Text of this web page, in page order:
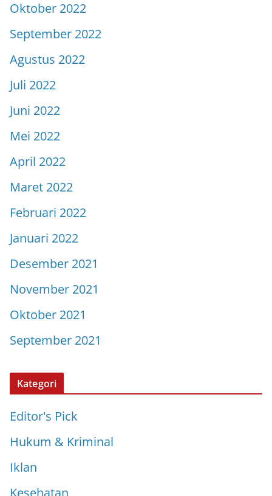
Oktober 2022
September 2022
Agustus 2022
Juli 2022
Juni 2022
Mei 2022
April 2022
Maret 2022
Februari 2022
Januari 2022
Desember 2021
November 2021
Oktober 2021
September 2021
Kategori
Editor's Pick
Hukum & Kriminal
Iklan
Kesehatan